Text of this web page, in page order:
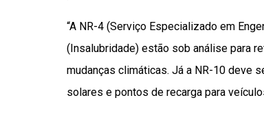
“A NR-4 (Serviço Especializado em
(Insalubridade) estão sob análise para
mudanças climáticas. Já a NR-10 deve
solares e pontos de recarga para